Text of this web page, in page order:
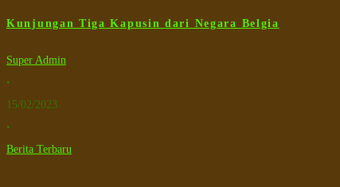
Kunjungan Tiga Kapusin dari Negara Belgia
Super Admin
•
15/02/2023
•
Berita Terbaru